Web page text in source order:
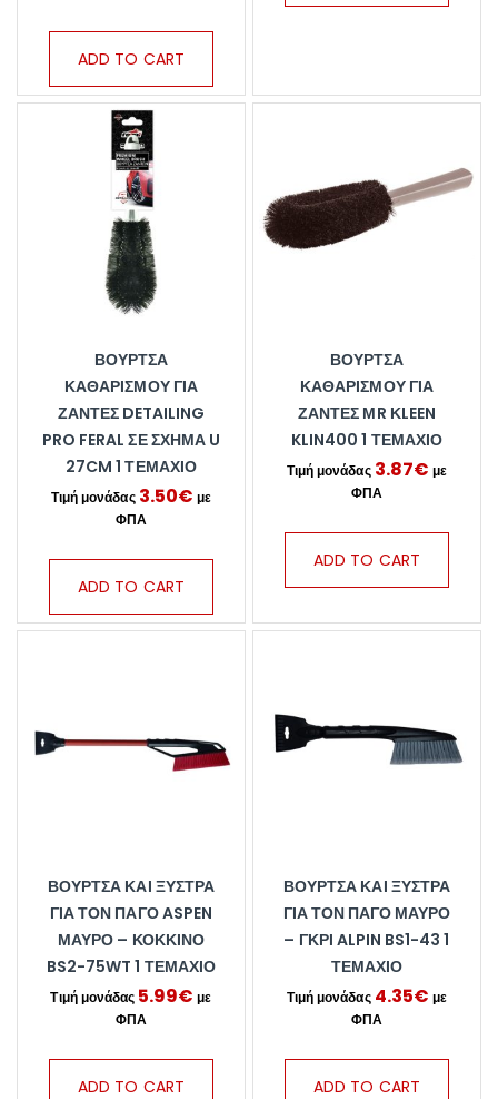
ADD TO CART
ΒΟΎΡΤΣΑ
ΚΑΘΑΡΙΣΜΟΎ ΓΙΑ
ΖΆΝΤΕΣ DETAILING
PRO FERAL ΣΕ ΣΧΉΜΑ U
27CM 1 ΤΕΜΆΧΙΟ
3.50€
ADD TO CART
ΒΟΎΡΤΣΑ
ΚΑΘΑΡΙΣΜΟΎ ΓΙΑ
ΖΆΝΤΕΣ ΜR ΚLEEN
KLIN400 1 ΤΕΜΆΧΙΟ
3.87€
ADD TO CART
ΒΟΎΡΤΣΑ ΚΑΙ ΞΎΣΤΡΑ
ΓΙΑ ΤΟΝ ΠΆΓΟ ASPEN
ΜΑΎΡΟ – ΚΌΚΚΙΝΟ
BS2-75WT 1 ΤΕΜΆΧΙΟ
5.99€
ADD TO CART
ΒΟΎΡΤΣΑ ΚΑΙ ΞΎΣΤΡΑ
ΓΙΑ ΤΟΝ ΠΆΓΟ ΜΑΎΡΟ
– ΓΚΡΙ ALPIN BS1-43 1
ΤΕΜΆΧΙΟ
4.35€
ADD TO CART